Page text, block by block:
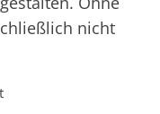
nicht